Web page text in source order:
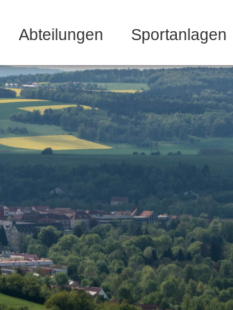
Abteilungen Sportanlagen